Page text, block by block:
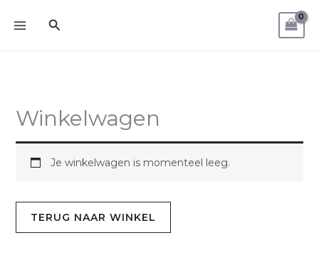
naar
Zoeken
Winkelwagen
Je winkelwagen is momenteel leeg.
TERUG NAAR WINKEL